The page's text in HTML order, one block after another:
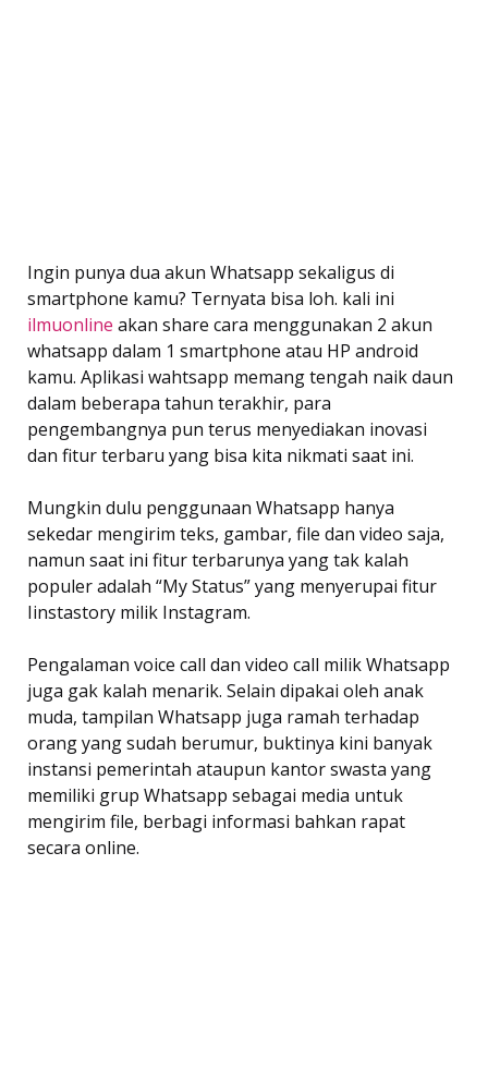
Ingin punya dua akun Whatsapp sekaligus di
smartphone kamu? Ternyata bisa loh. kali ini
ilmuonline akan share cara menggunakan 2 akun
whatsapp dalam 1 smartphone atau HP android
kamu. Aplikasi wahtsapp memang tengah naik daun
dalam beberapa tahun terakhir, para
pengembangnya pun terus menyediakan inovasi
dan fitur terbaru yang bisa kita nikmati saat ini.
Mungkin dulu penggunaan Whatsapp hanya
sekedar mengirim teks, gambar, file dan video saja,
namun saat ini fitur terbarunya yang tak kalah
populer adalah “My Status” yang menyerupai fitur
Iinstastory milik Instagram.
Pengalaman voice call dan video call milik Whatsapp
juga gak kalah menarik. Selain dipakai oleh anak
muda, tampilan Whatsapp juga ramah terhadap
orang yang sudah berumur, buktinya kini banyak
instansi pemerintah ataupun kantor swasta yang
memiliki grup Whatsapp sebagai media untuk
mengirim file, berbagi informasi bahkan rapat
secara online.